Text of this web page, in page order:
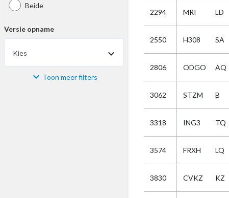
Beide
Versie opname
Kies
Materiaal Toon meer filters
2294 MRI LD
2550 H308 SA
2806 ODGO AQ
3062 STZM B
3318 ING3 TQ
3574 FRXH LQ
3830 CVKZ KZ